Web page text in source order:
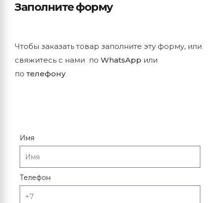
Заполните форму
Чтобы заказать товар заполните эту форму, или
свяжитесь с нами по WhatsApp или
потелефону
Имя
Телефон